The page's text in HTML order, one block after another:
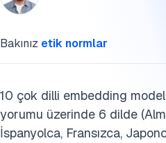
Bakınız etik normlar
10 çok dilli embedding
yorumu üzerinde 6 dilde
İspanyolca, Fransızca,
Bu benchmarkı kaynak